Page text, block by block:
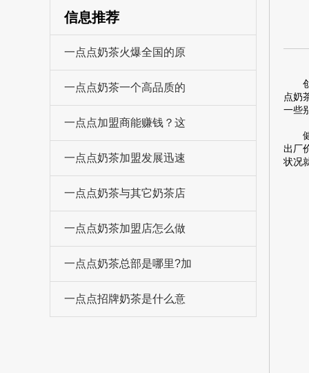
信息推荐
一点点奶茶火爆全国的原
一点点奶茶一个高品质的
一点点加盟商能赚钱？这
一点点奶茶加盟发展迅速
一点点奶茶与其它奶茶店
一点点奶茶加盟店怎么做
一点点奶茶总部是哪里?加
一点点招牌奶茶是什么意
创
点奶
一些
健
出厂
状况